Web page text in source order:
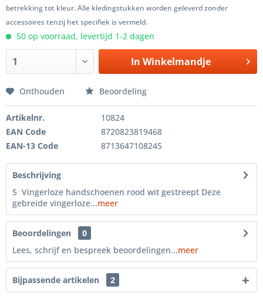
betrekking tot kleur. Alle kledingstukken worden geleverd zonder
accessoires tenzij het specifiek is vermeld.
50 op voorraad, levertijd 1-2 dagen
In Winkelmandje
Onthouden Beoordeling
Artikelnr.
10824
EAN Code
8720823819468
EAN-13 Code
8713647108245
Beschrijving
5 Vingerloze handschoenen rood wit gestreept Deze
gebreide vingerloze...meer
Beoordelingen
0
Lees, schrijf en bespreek beoordelingen...meer
Bijpassende artikelen 2